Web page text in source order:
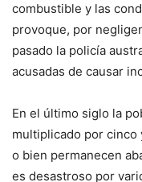
combustible y las
provoque, por
pasado la policía
acusadas de causar
En el último siglo la
multiplicado por cinco
o bien permanecen
es desastroso por